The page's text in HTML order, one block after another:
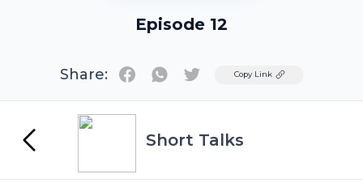
Episode 12
Share: TwitterCopy Link
Short Talks